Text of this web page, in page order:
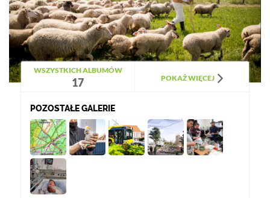
WSZYSTKICH ALBUMÓW
17 POKAŻ WIĘCEJ
POZOSTAŁE GALERIE